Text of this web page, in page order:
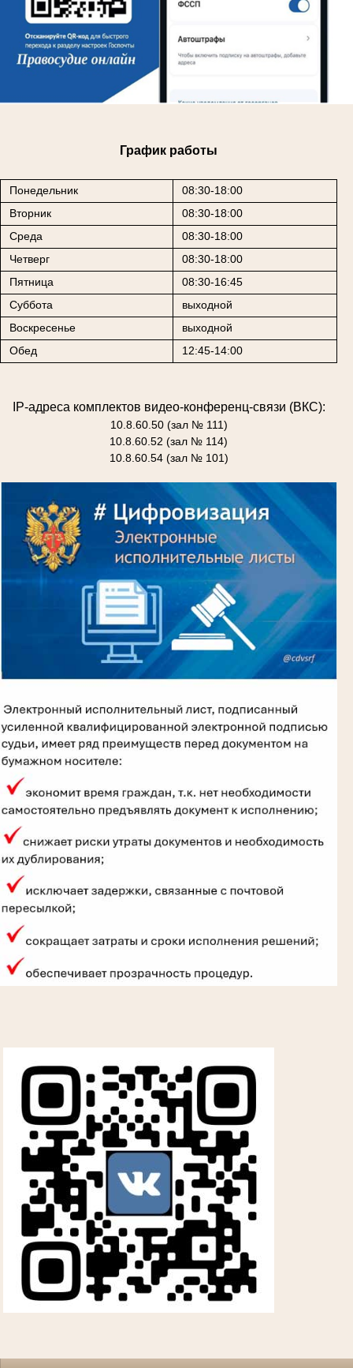
График работы
Понедельник
08:30-18:00
Вторник
08:30-18:00
Среда
08:30-18:00
Четверг
08:30-18:00
Пятница
08:30-16:45
Суббота
выходной
Воскресенье
выходной
Обед
12:45-14:00
IP-адреса комплектов видео-конференц-связи (ВКС):
10.8.60.50 (зал № 111)
10.8.60.52 (зал № 114)
10.8.60.54 (зал № 101)